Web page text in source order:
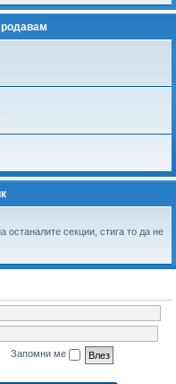
секции, стига то да не
Запомни ме